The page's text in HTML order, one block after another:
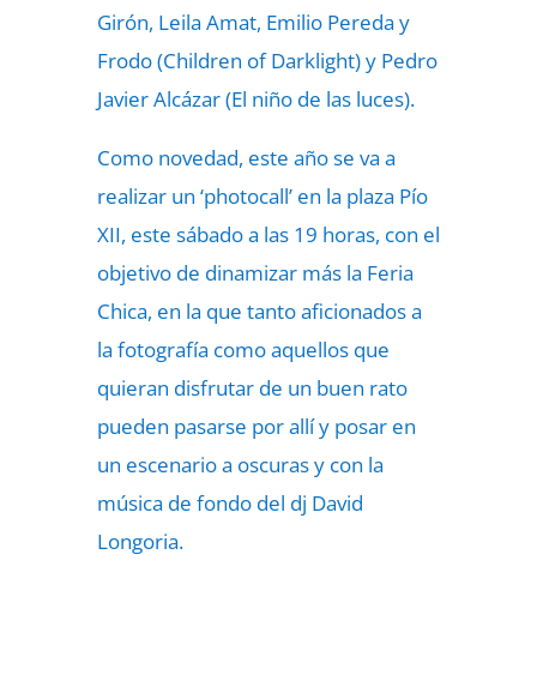
Girón, Leila Amat, Emilio Pereda y
Frodo (Children of Darklight) y Pedro
Javier Alcázar (El niño de las luces).
Como novedad, este año se va a
realizar un ‘photocall’ en la plaza Pío
XII, este sábado a las 19 horas, con el
objetivo de dinamizar más la Feria
Chica, en la que tanto aficionados a
la fotografía como aquellos que
quieran disfrutar de un buen rato
pueden pasarse por allí y posar en
un escenario a oscuras y con la
música de fondo del dj David
Longoria.